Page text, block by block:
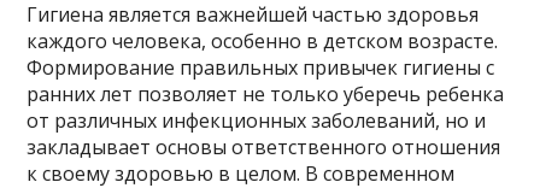
Гигиена является важнейшей частью здоровья
каждого человека, особенно в детском возрасте.
Формирование правильных привычек гигиены с
ранних лет позволяет не только уберечь ребенка
от различных инфекционных заболеваний, но и
закладывает основы ответственного отношения
к своему здоровью в целом. В современном